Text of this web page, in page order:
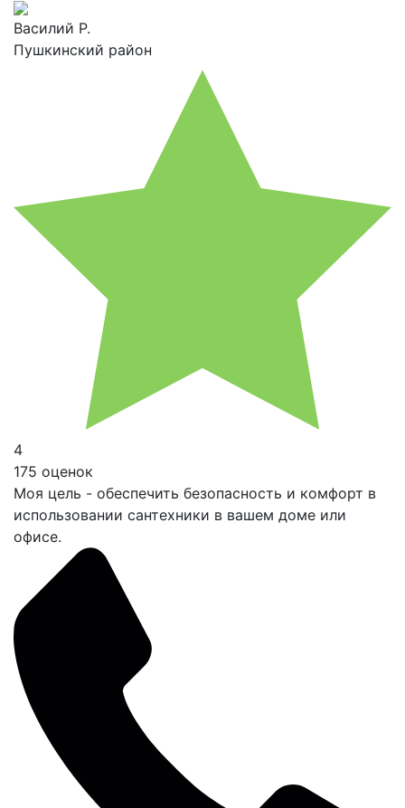
Василий Р.
Пушкинский район
4
175 оценок
Моя цель - обеспечить безопасность и комфорт в
использовании сантехники в вашем доме или
офисе.